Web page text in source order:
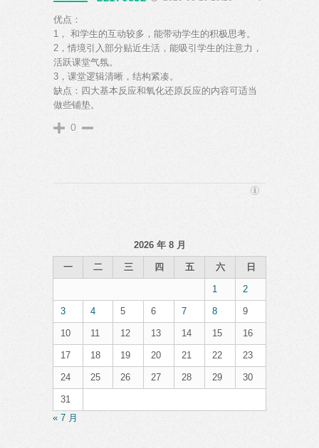
优点：
1， 和学生的互动较多，能带动学生的积极思考。
2，情境引入部分贴近生活，能吸引学生的注意力，
活跃课堂气氛。
3，课堂逻辑清晰，结构紧凑。
缺点：四大基本反应和氧化还原反应的内容可适当
做些铺垫。
0
2026 年 8 月
一 二 三 四 五 六 日
1 2
3 4 5 6 7 8 9
10 11 12 13 14 15 16
17 18 19 20 21 22 23
24 25 26 27 28 29 30
31
« 7 月